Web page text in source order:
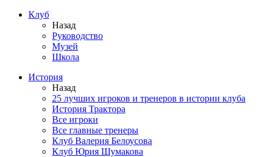
Клуб
Назад
Руководство
Музей
Школа
История
Назад
25 лучших игроков и тренеров в истории клуба
История Трактора
Все игроки
Все главные тренеры
Клуб Валерия Белоусова
Клуб Юрия Шумакова